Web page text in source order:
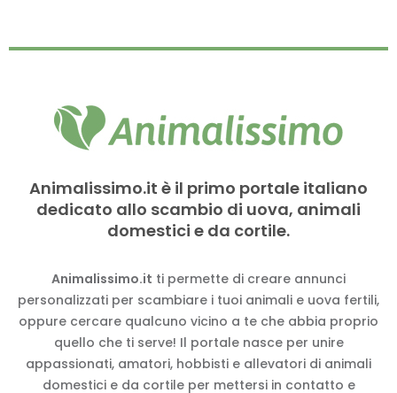
Animalissimo.it è il primo portale italiano
dedicato allo scambio di uova, animali
domestici e da cortile.
Animalissimo.it ti permette di creare annunci
personalizzati per scambiare i tuoi animali e uova fertili,
oppure cercare qualcuno vicino a te che abbia proprio
quello che ti serve! Il portale nasce per unire
appassionati, amatori, hobbisti e allevatori di animali
domestici e da cortile per mettersi in contatto e